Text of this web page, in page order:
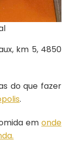
km 5, 4850
do que fazer
.
em onde